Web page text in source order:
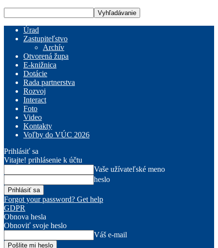
Úrad
Zastupiteľstvo
Archív
Otvorená župa
E-knižnica
Dotácie
Rada partnerstva
Rozvoj
Interact
Foto
Video
Kontakty
Voľby do VÚC 2026
Prihlásiť sa
Vitajte! prihlásenie k účtu
Vaše užívateľské meno
heslo
Forgot your password? Get help
GDPR
Obnova hesla
Obnoviť svoje heslo
Váš e-mail